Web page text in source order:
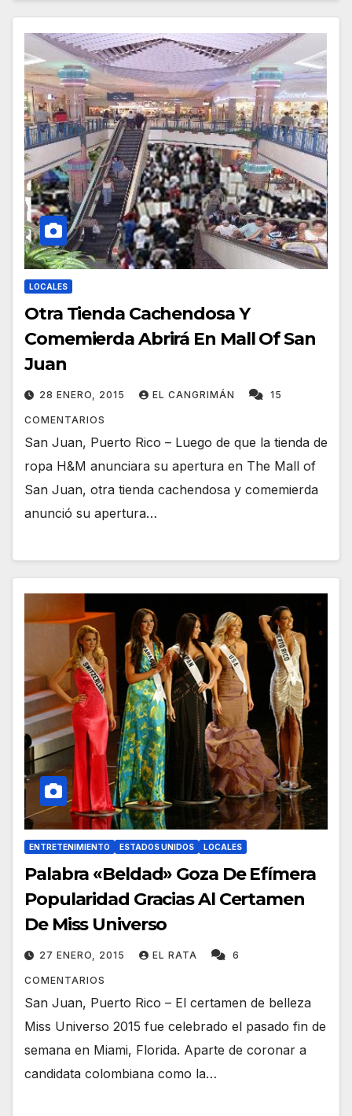
LOCALES
Otra Tienda Cachendosa Y
Comemierda Abrirá En Mall Of San
Juan
28 ENERO, 2015 EL CANGRIMÁN 15
COMENTARIOS
San Juan, Puerto Rico – Luego de que la tienda de
ropa H&M anunciara su apertura en The Mall of
San Juan, otra tienda cachendosa y comemierda
anunció su apertura…
ENTRETENIMIENTO ESTADOS UNIDOS LOCALES
Palabra «Beldad» Goza De Efímera
Popularidad Gracias Al Certamen
De Miss Universo
27 ENERO, 2015 EL RATA 6
COMENTARIOS
San Juan, Puerto Rico – El certamen de belleza
Miss Universo 2015 fue celebrado el pasado fin de
semana en Miami, Florida. Aparte de coronar a
candidata colombiana como la…